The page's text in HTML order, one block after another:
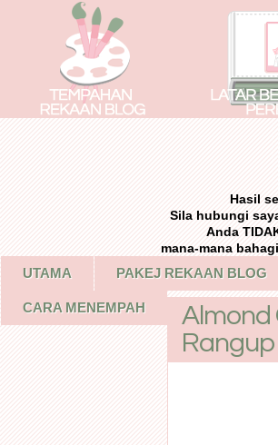
Hasil
Sila hubungi
Anda
mana-mana
UTAMA PAKEJ REKAAN BLOG
CARA MENEMPAH
Almond